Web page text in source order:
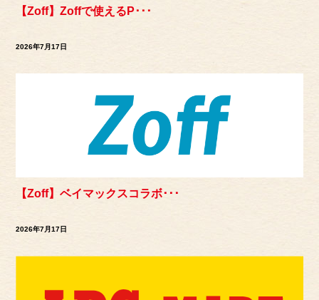
【Zoff】Zoffで使えるP･･･
2026年7月17日
【Zoff】ベイマックスコラボ･･･
2026年7月17日